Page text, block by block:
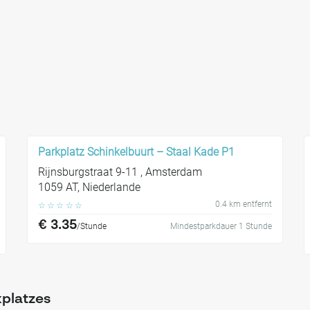
Parkplatz Schinkelbuurt – Staal Kade P1
Rijnsburgstraat 9-11 , Amsterdam
1059 AT, Niederlande
☆ ☆ ☆ ☆ ☆ 0.4 km entfernt
€ 3.35/Stunde Mindestparkdauer 1 Stunde